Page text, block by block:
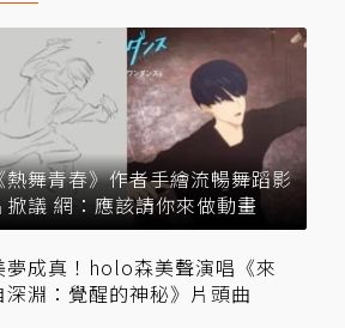
熱舞青春》作者手繪流暢舞蹈影
掀議 網：應該請你來做動畫
夢成真！holo森美聲演唱《來
深淵：覺醒的神秘》片頭曲